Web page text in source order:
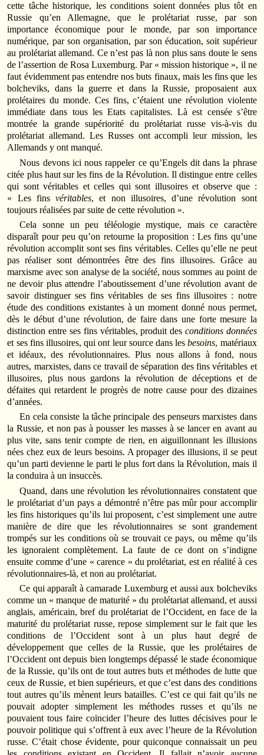
cette tâche historique, les conditions soient données plus tôt en
Russie qu’en Allemagne, que le prolétariat russe, par son
importance économique pour le monde, par son importance
numérique, par son organisation, par son éducation, soit supérieur
au prolétariat allemand. Ce n’est pas là non plus sans doute le sens
de l’assertion de Rosa Luxemburg. Par « mission historique », il ne
faut évidemment pas entendre nos buts finaux, mais les fins que les
bolcheviks, dans la guerre et dans la Russie, proposaient aux
prolétaires du monde. Ces fins, c’étaient une révolution violente
immédiate dans tous les Etats capitalistes. Là est censée s’être
montrée la grande supériorité du prolétariat russe vis-à-vis du
prolétariat allemand. Les Russes ont accompli leur mission, les
Allemands y ont manqué.
Nous devons ici nous rappeler ce qu’Engels dit dans la phrase
citée plus haut sur les fins de la Révolution. Il distingue entre celles
qui sont véritables et celles qui sont illusoires et observe que :
« Les finsvéritables, et non illusoires, d’une révolution sont
toujours réalisées par suite de cette révolution ».
Cela sonne un peu téléologie mystique, mais ce caractère
disparaît pour peu qu’on retourne la proposition : Les fins qu’une
révolution accomplit sont ses fins véritables. Celles qu’elle ne peut
pas réaliser sont démontrées être des fins illusoires. Grâce au
marxisme avec son analyse de la société, nous sommes au point de
ne devoir plus attendre l’aboutissement d’une révolution avant de
savoir distinguer ses fins véritables de ses fins illusoires : notre
étude des conditions existantes à un moment donné nous permet,
dès le début d’une révolution, de faire dans une forte mesure la
distinction entre ses fins véritables, produit des conditions données
et ses fins illusoires, qui ont leur source dans lesbesoins, matériaux
et idéaux, des révolutionnaires. Plus nous allons à fond, nous
autres, marxistes, dans ce travail de séparation des fins véritables et
illusoires, plus nous gardons la révolution de déceptions et de
défaites qui retardent le progrès de notre cause pour des dizaines
d’années.
En cela consiste la tâche principale des penseurs marxistes dans
la Russie, et non pas à pousser les masses à se lancer en avant au
plus vite, sans tenir compte de rien, en aiguillonnant les illusions
nées chez eux de leurs besoins. A propager des illusions, il se peut
qu’un parti devienne le parti le plus fort dans la Révolution, mais il
la conduira à un insuccès.
Quand, dans une révolution les révolutionnaires constatent que
le prolétariat d’un pays a démontré n’être pas mûr pour accomplir
les fins historiques qu’ils lui proposent, c’est simplement une autre
manière de dire que les révolutionnaires se sont grandement
trompés sur les conditions où se trouvait ce pays, ou même qu’ils
les ignoraient complètement. La faute de ce dont on s’indigne
ensuite comme d’une « carence » du prolétariat, est en réalité à ces
révolutionnaires-là, et non au prolétariat.
Ce qui apparaît à camarade Luxemburg et aussi aux bolcheviks
comme un « manque de maturité » du prolétariat allemand, et aussi
anglais, américain, bref du prolétariat de l’Occident, en face de la
maturité du prolétariat russe, repose simplement sur le fait que les
conditions de l’Occident sont à un plus haut degré de
développement que celles de la Russie, que les prolétaires de
l’Occident ont depuis bien longtemps dépassé le stade économique
de la Russie, qu’ils ont de tout autres buts et méthodes de lutte que
ceux de Russie, et bien supérieurs, et que c’est dans des conditions
tout autres qu’ils mènent leurs batailles. C’est ce qui fait qu’ils ne
pouvait adopter simplement les méthodes russes et qu’ils ne
pouvaient tous faire coïncider l’heure des luttes décisives pour le
pouvoir politique qui s’offrent à eux avec l’heure de la Révolution
russe. C’était chose évidente, pour quiconque connaissait un peu